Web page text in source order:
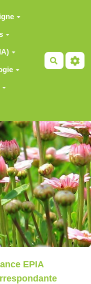
EPIA